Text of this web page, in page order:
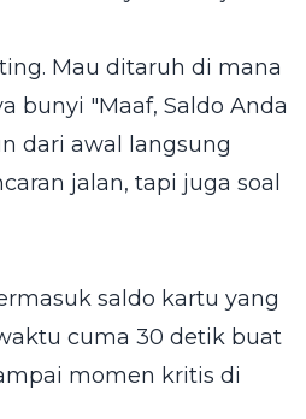
Mau ditaruh di mana
bunyi "Maaf, Saldo Anda
dari awal langsung
jalan, tapi juga soal
saldo kartu yang
cuma 30 detik buat
momen kritis di